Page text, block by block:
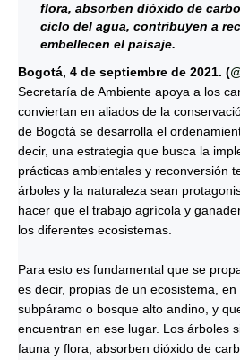
flora, absorben dióxido de
ciclo del agua, contribuyen a
embellecen el paisaje.
Bogotá, 4 de septiembre de 2021. (
Secretaría de Ambiente apoya a los
conviertan en aliados de la
de Bogotá se desarrolla el
decir, una estrategia que busca la
prácticas ambientales y reconversión
árboles y la naturaleza sean
hacer que el trabajo agrícola y
los diferentes ecosistemas.
Para esto es fundamental que se
es decir, propias de un ecosistema,
subpáramo o bosque alto andino, y
encuentran en ese lugar. Los árboles
fauna y flora, absorben dióxido de